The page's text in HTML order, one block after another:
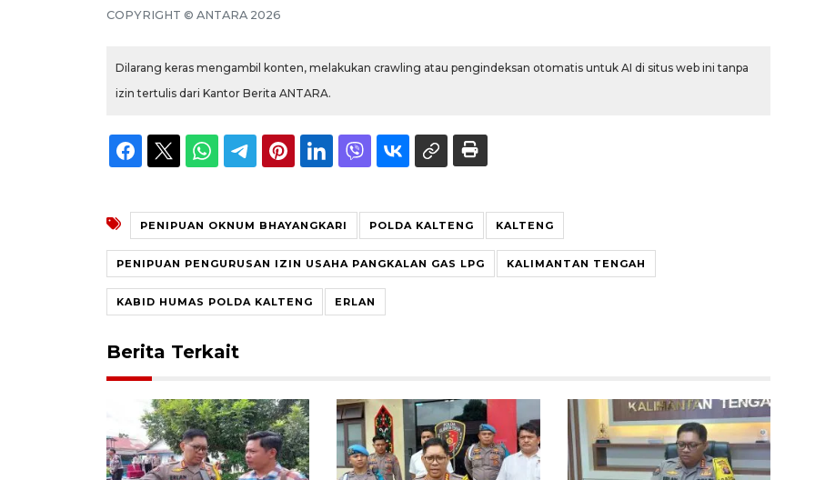
COPYRIGHT © ANTARA 2026
Dilarang keras mengambil konten, melakukan crawling atau pengindeksan otomatis untuk AI di situs web ini tanpa
izin tertulis dari Kantor Berita ANTARA.
PENIPUAN OKNUM BHAYANGKARI POLDA KALTENG KALTENG
PENIPUAN PENGURUSAN IZIN USAHA PANGKALAN GAS LPG KALIMANTAN TENGAH
KABID HUMAS POLDA KALTENG ERLAN
Berita Terkait